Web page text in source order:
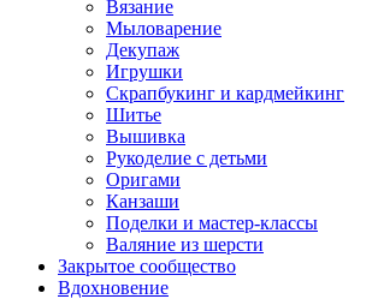
Вязание
Мыловарение
Декупаж
Игрушки
Скрапбукинг и кардмейкинг
Шитье
Вышивка
Рукоделие с детьми
Оригами
Канзаши
Поделки и мастер-классы
Валяние из шерсти
Закрытое сообщество
Вдохновение